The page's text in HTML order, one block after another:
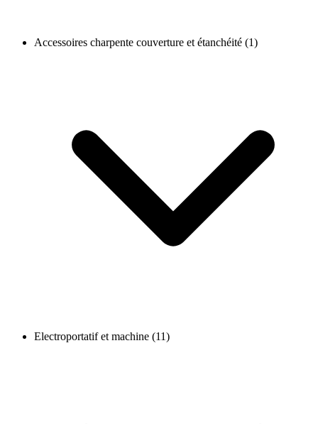
Accessoires charpente couverture et étanchéité (1)
Electroportatif et machine (11)